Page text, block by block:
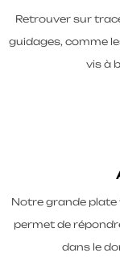
Retrouver sur
guidages, comme
vis à
Notre grande plate
permet de
dans le